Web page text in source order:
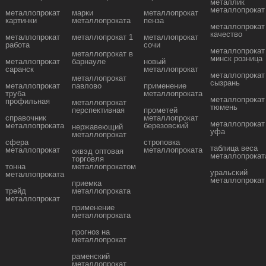
металлопрокат
картинки
металлопрокат
работа
металлопрокат
саранск
металлопрокат
труба
профильная
справочник
металлопроката
сфера
металлопрокат
тонна
металлопроката
трейд
металлопрокат
марки
металлопроката
металлопрокат 1
металлопрокат в
барнауле
металлопрокат
павлово
металлопрокат
перспективная
нержавеющий
металлопрокат
оквэд оптовая
торговля
металлопрокатом
приемка
металлопроката
применение
металлопроката
прогноз на
металлопрокат
раменский
металлопрокат
металлопрокат
пенза
металлопрокат
сочи
новый
металлопрокат
применение
металлопроката
прометей
металлопрокат
березовский
строповка
металлопроката
металлик
металлопрокат
металлопрокат
качество
металлопрокат
минск розница
металлопрокат
сызрань
металлопрокат
тюмень
металлопрокат
уфа
таблица веса
уральский
металлопрокат